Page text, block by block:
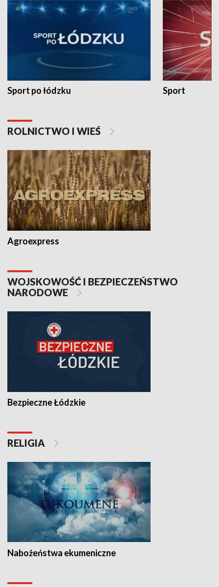
Sport po łódzku Sport
ROLNICTWO I WIEŚ
Agroexpress
WOJSKOWOŚĆ I BEZPIECZEŃSTWO
NARODOWE
Bezpieczne Łódzkie
RELIGIA
Nabożeństwa ekumeniczne